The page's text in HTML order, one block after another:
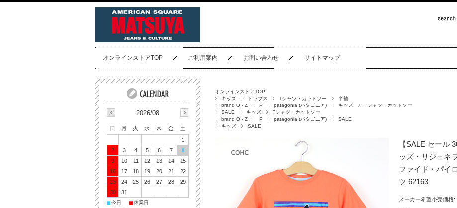
オンラインストアTOP ご利用案内 お問い合わせ サイトマップ
オンラインストアTOP
キッズ
トップス Tシャツ・カットソー
半袖
brand O - Z
P patagonia (パタゴニア) キッズ
Tシャツ・カットソー
SALE
キッズ
Tシャツ・カットソー
brand O - Z
P patagonia (パタゴニア)
SALE
キッズ
SALE
【SALE セール
ッズ・リジェネ
ファイド・パイ
ツ 62163
メーカー希望小売価格:
2026/08
日 月 火 水 木 金
土
1
2
3 4 5 6 7
8
9
10 11 12 13 14
15
16
17 18 19 20 21
22
23
24 25 26 27 28
29
30
31
■今日 ■休業日